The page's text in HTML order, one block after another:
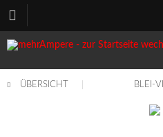
ÜBERSICHT BLEI-